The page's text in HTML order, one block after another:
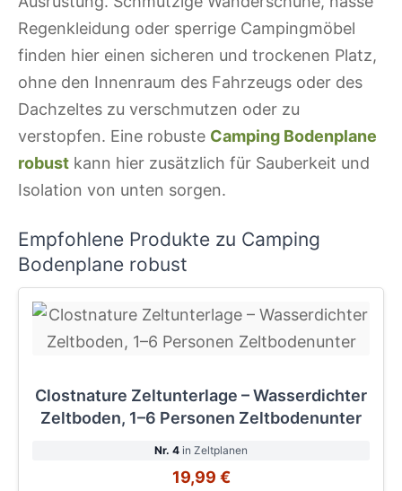
Regenkleidung oder sperrige Campingmöbel
finden hier einen sicheren und trockenen Platz,
ohne den Innenraum des Fahrzeugs oder des
Dachzeltes zu verschmutzen oder zu
verstopfen. Eine robuste Camping Bodenplane
robust kann hier zusätzlich für Sauberkeit und
Isolation von unten sorgen.
Empfohlene Produkte zu Camping
Bodenplane robust
Clostnature Zeltunterlage – Wasserdichter
Zeltboden, 1–6 Personen Zeltbodenunter
Nr. 4 in Zeltplanen
19,99 €